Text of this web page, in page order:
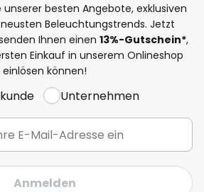
unserer besten Angebote, exklusiven
Beleuchtungstrends. Jetzt
Ihnen einen 13%-Gutschein*,
Einkauf in unserem Onlineshop
einlösen können!
Unternehmen
Anmelden